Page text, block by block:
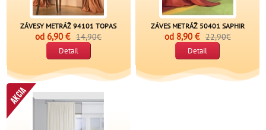
ZÁVESY METRÁŽ 94101 TOPAS
od 6,90 € 14,90€
Detail
ZÁVES METRÁŽ 50401 SAPHIR
od 8,90 € 22,90€
Detail